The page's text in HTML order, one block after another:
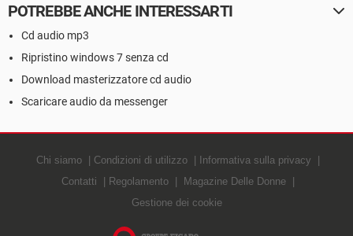
POTREBBE ANCHE INTERESSARTI
Cd audio mp3
Ripristino windows 7 senza cd
Download masterizzatore cd audio
Scaricare audio da messenger
Chi siamo Condizioni di utilizzo
Informativa sulla privacy
Contatti
Regolamento
Magazine Delle Donne
Gestione dei cookie